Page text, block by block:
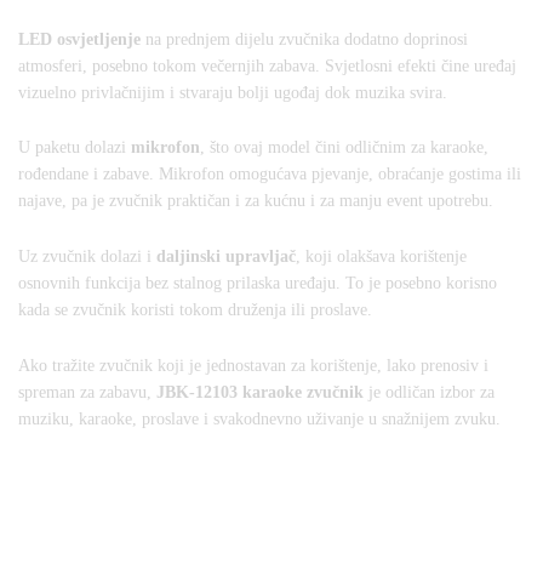
LED osvjetljenje na prednjem dijelu zvučnika dodatno doprinosi
atmosferi, posebno tokom večernjih zabava. Svjetlosni efekti čine uređaj
vizuelno privlačnijim i stvaraju bolji ugođaj dok muzika svira.
U paketu dolazi mikrofon, što ovaj model čini odličnim za karaoke,
rođendane i zabave. Mikrofon omogućava pjevanje, obraćanje gostima ili
najave, pa je zvučnik praktičan i za kućnu i za manju event upotrebu.
Uz zvučnik dolazi i daljinski upravljač, koji olakšava korištenje
osnovnih funkcija bez stalnog prilaska uređaju. To je posebno korisno
kada se zvučnik koristi tokom druženja ili proslave.
Ako tražite zvučnik koji je jednostavan za korištenje, lako prenosiv i
spreman za zabavu, JBK-12103 karaoke zvučnik je odličan izbor za
muziku, karaoke, proslave i svakodnevno uživanje u snažnijem zvuku.